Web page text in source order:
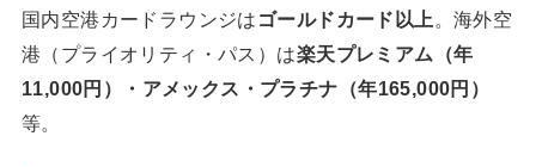
国内空港カードラウンジは ゴールドカード以上 。海外空
港（プライオリティ・パス）は楽天プレミアム（年
11,000円）・アメックス・プラチナ（年165,000円）
等。